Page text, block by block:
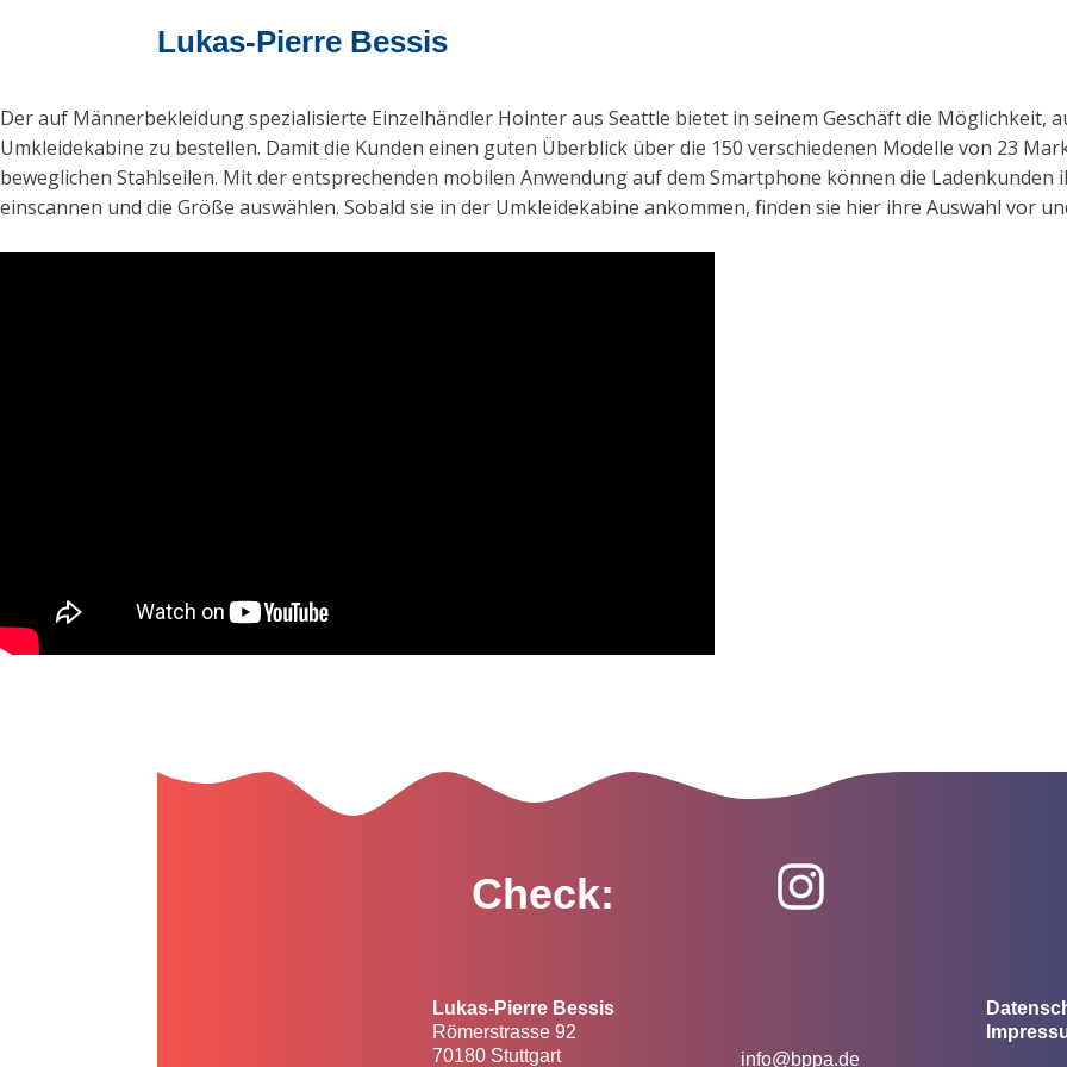
Lukas-Pierre Bessis
Der auf Männerbekleidung spezialisierte Einzelhändler Hointer aus Seattle bietet in seinem Geschäft die Möglichkeit,
Umkleidekabine zu bestellen. Damit die Kunden einen guten Überblick über die 150 verschiedenen Modelle von 23
beweglichen Stahlseilen. Mit der entsprechenden mobilen Anwendung auf dem Smartphone können die Ladenkunden
einscannen und die Größe auswählen. Sobald sie in der Umkleidekabine ankommen, finden sie hier ihre Auswahl vor
Check:
Lukas-Pierre Bessis
Römerstrasse 92
70180 Stuttgart
info@bppa.de